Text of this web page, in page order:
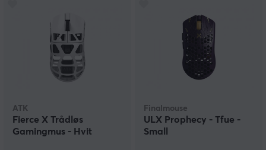
ATK
Fierce X Trådløs
Gamingmus - Hvit
Finalmouse
ULX Prophecy - Tfue -
Small